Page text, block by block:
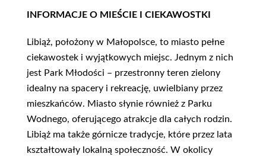
INFORMACJE O MIEŚCIE I CIEKAWOSTKI
Libiąż, położony w Małopolsce, to miasto pełne
ciekawostek i wyjątkowych miejsc. Jednym z nich
jest Park Młodości – przestronny teren zielony
idealny na spacery i rekreację, uwielbiany przez
mieszkańców. Miasto słynie również z Parku
Wodnego, oferującego atrakcje dla całych rodzin.
Libiąż ma także górnicze tradycje, które przez lata
kształtowały lokalną społeczność. W okolicy